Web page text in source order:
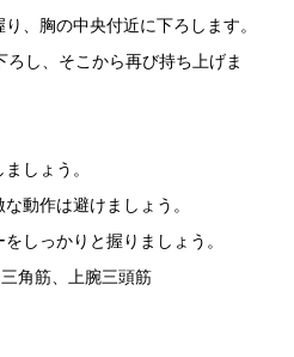
、胸の中央付近に下ろします。
し、そこから再び持ち上げま
しょう。
動作は避けましょう。
しっかりと握りましょう。
角筋、上腕三頭筋